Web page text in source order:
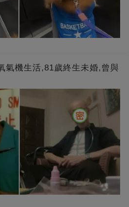
氣機生活,81歲終生未婚,曾與